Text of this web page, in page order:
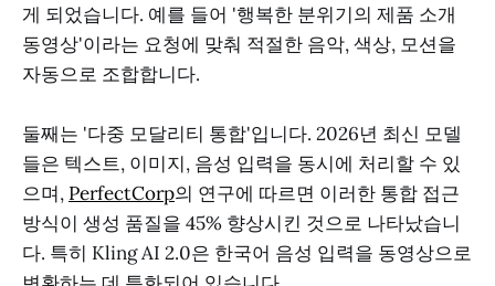
게 되었습니다. 예를 들어 '행복한 분위기의 제품 소개
동영상'이라는 요청에 맞춰 적절한 음악, 색상, 모션을
자동으로 조합합니다.
둘째는 '다중 모달리티 통합'입니다. 2026년 최신 모델
들은 텍스트, 이미지, 음성 입력을 동시에 처리할 수 있
으며, PerfectCorp의 연구에 따르면 이러한 통합 접근
방식이 생성 품질을 45% 향상시킨 것으로 나타났습니
다. 특히 Kling AI 2.0은 한국어 음성 입력을 동영상으로